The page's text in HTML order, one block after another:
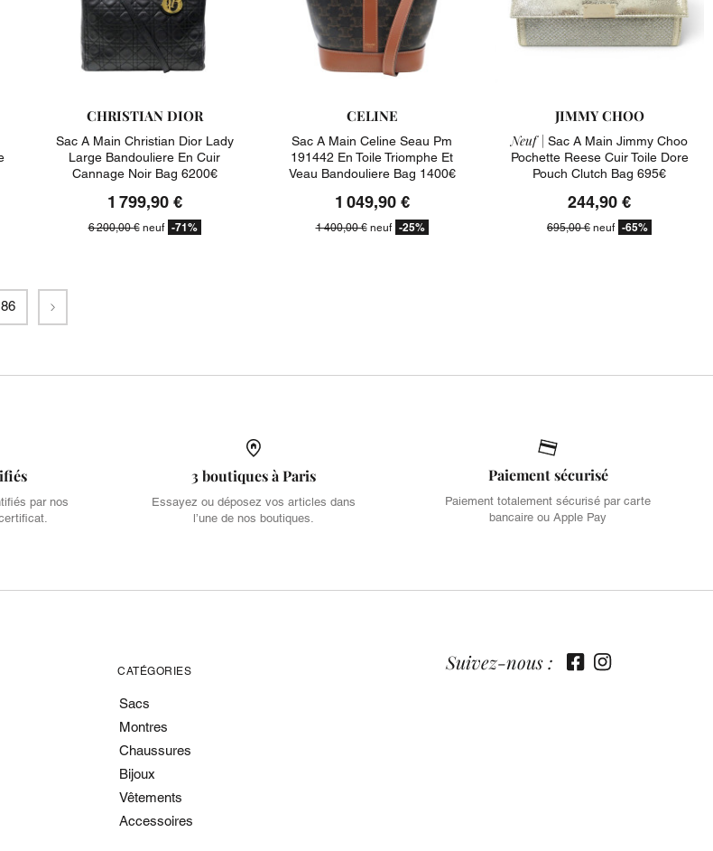
CHRISTIAN DIOR
Sac A Main Christian Dior Lady
Large Bandouliere En Cuir
Cannage Noir Bag 6200€
1 799,90 €
6 200,00 €neuf -71%
CELINE
Sac A Main Celine Seau Pm
191442 En Toile Triomphe Et
Veau Bandouliere Bag 1400€
1 049,90 €
1 400,00 €neuf -25%
JIMMY CHOO
Neuf | Sac A Main Jimmy Choo
Pochette Reese Cuir Toile Dore
Pouch Clutch Bag 695€
244,90 €
695,00 € neuf -65%
86 Suivant
par nos
3 boutiques à Paris
Essayez ou déposez vos articles dans
l’une de nos boutiques.
Paiement sécurisé
Paiement totalement sécurisé par carte
bancaire ou Apple Pay
CATÉGORIES
Sacs
Montres
Chaussures
Bijoux
Vêtements
Accessoires
Suivez-nous :